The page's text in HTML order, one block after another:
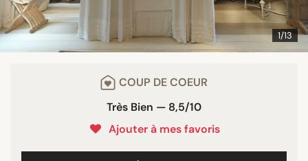
1/13
COUP DE COEUR
Très Bien — 8,5/10
Ajouter à mes favoris